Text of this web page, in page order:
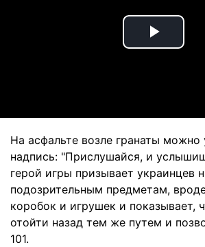
Play
На асфальте возле гранаты можно
надпись: "Прислушайся, и
герой игры призывает украинцев
подозрительным предметам,
коробок и игрушек и показывает,
отойти назад тем же путем и
101.